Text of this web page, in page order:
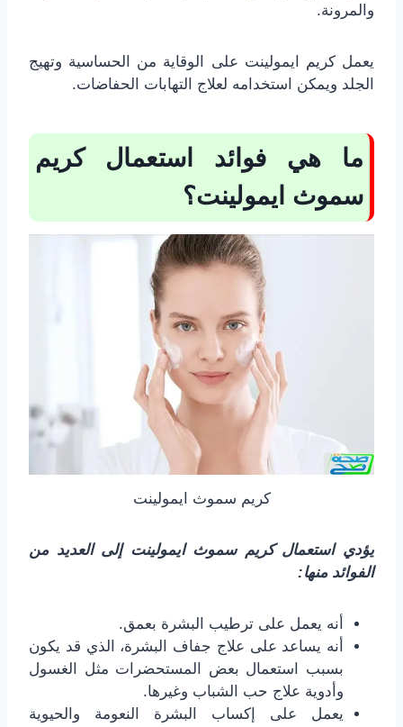
والمرونة.
يعمل كريم ايمولينت على الوقاية من الحساسية وتهيج
الجلد ويمكن استخدامه لعلاج التهابات الحفاضات.
ما هي فوائد استعمال كريم
سموث ايمولينت؟
كريم سموث ايمولينت
يؤدي استعمال كريم سموث ايمولينت إلى العديد من
الفوائد منها:
أنه يعمل على ترطيب البشرة بعمق.
أنه يساعد على علاج جفاف البشرة، الذي قد يكون
بسبب استعمال بعض المستحضرات مثل الغسول
وأدوية علاج حب الشباب وغيرها.
يعمل على إكساب البشرة النعومة والحيوية